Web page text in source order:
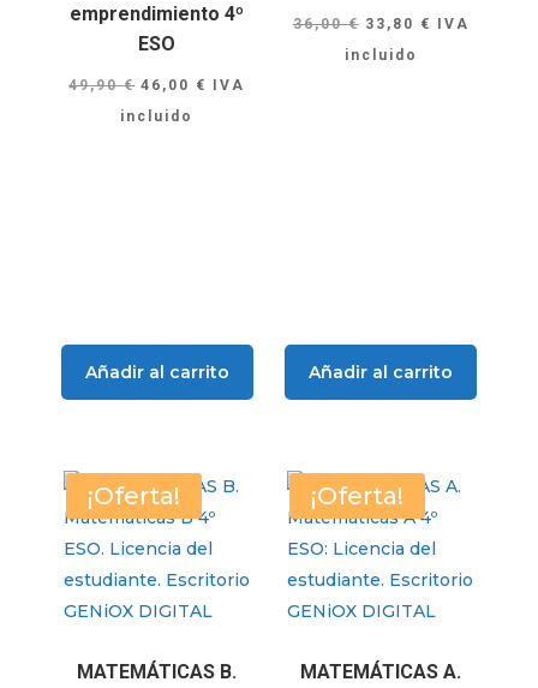
emprendimiento 4º
ESO
49,90€ El
precio
46,00 € El
IVA
incluido
Añadir al carrito
36,00€ El
precio
33,80 € El
IVA
incluido
Añadir al carrito
¡Oferta!
MATEMÁTICAS B.
¡Oferta!
MATEMÁTICAS A.